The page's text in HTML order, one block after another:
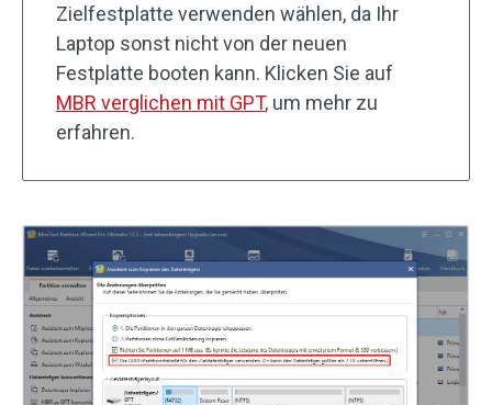
Zielfestplatte verwenden wählen, da Ihr
Laptop sonst nicht von der neuen
Festplatte booten kann. Klicken Sie auf
MBR verglichen mit GPT, um mehr zu
erfahren.